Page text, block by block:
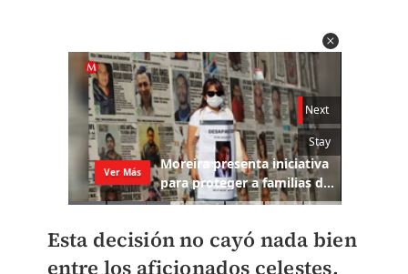
Esta decisión no cayó nada bien
entre los aficionados celestes,